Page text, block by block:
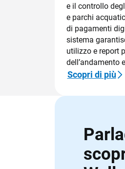
e il controllo
e parchi
di pagamenti
sistema
utilizzo e report
dell’andamento
Scopri di più